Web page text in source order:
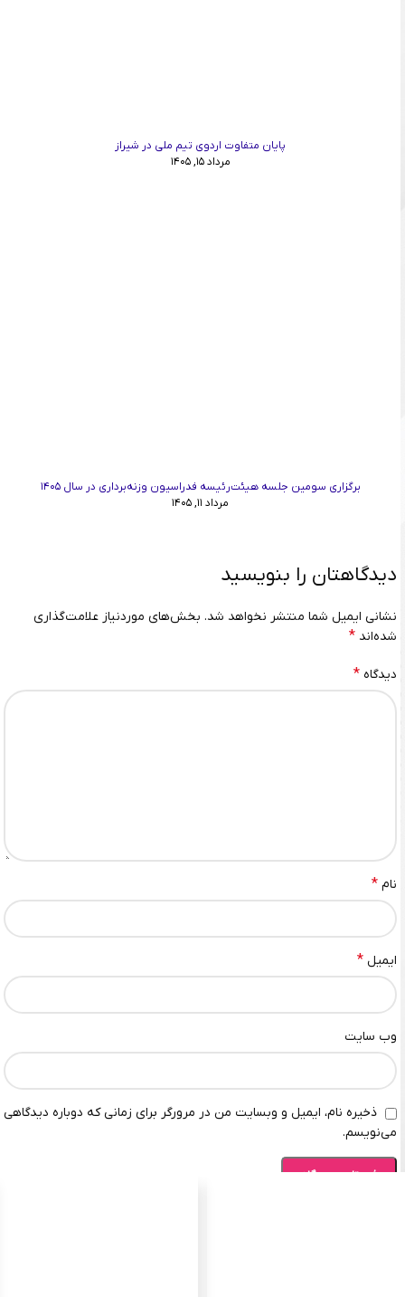
پایان متفاوت اردوی تیم ملی در شیراز
مرداد ۱۵, ۱۴۰۵
برگزاری سومین جلسه هیئت‌رئیسه فدراسیون وزنه‌برداری در سال ۱۴۰۵
مرداد ۱۱, ۱۴۰۵
دیدگاهتان را بنویسید
نشانی ایمیل شما منتشر نخواهد شد. بخش‌های موردنیاز علامت‌گذاری
شده‌اند *
دیدگاه *
نام *
ایمیل *
وب‌ سایت
ذخیره نام، ایمیل و وبسایت من در مرورگر برای زمانی که دوباره دیدگاهی
می‌نویسم.